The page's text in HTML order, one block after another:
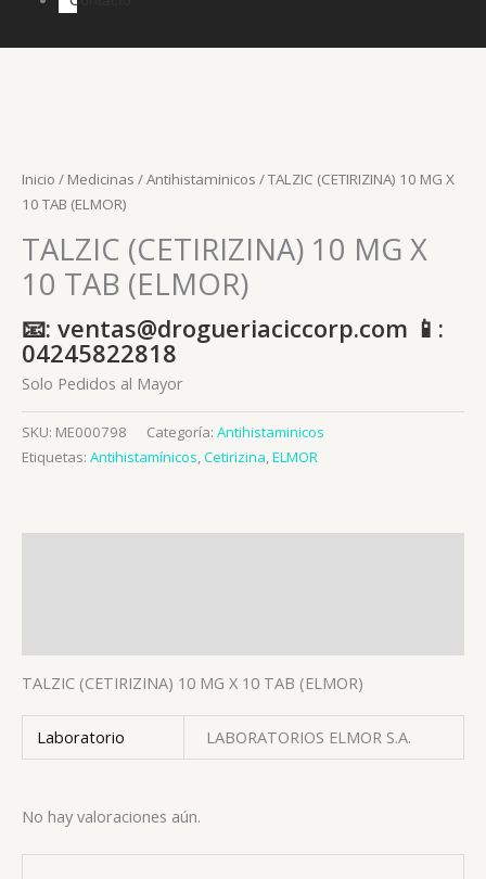
Inicio / Medicinas /Antihistaminicos / TALZIC (CETIRIZINA) 10 MG X
10 TAB (ELMOR)
TALZIC (CETIRIZINA) 10 MG X
10 TAB (ELMOR)
📧: ventas@drogueriaciccorp.com 📱:
04245822818
Solo Pedidos al Mayor
SKU: ME000798 Categoría: Antihistaminicos
Etiquetas: Antihistamínicos,Cetirizina,ELMOR
TALZIC (CETIRIZINA) 10 MG X 10 TAB (ELMOR)
Laboratorio LABORATORIOS ELMOR S.A.
No hay valoraciones aún.